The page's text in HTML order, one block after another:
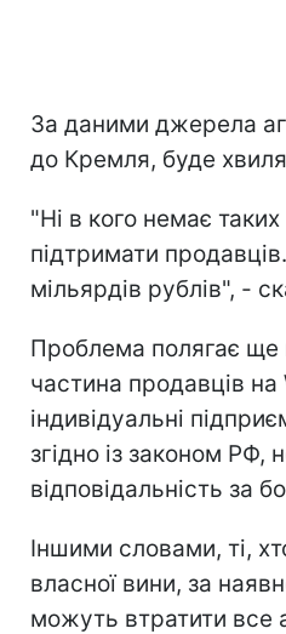
За даними джерела
до Кремля, буде
"Ні в кого немає
підтримати
мільярдів рублів", -
Проблема полягає ще
частина продавців
індивідуальні
згідно із законом РФ,
відповідальність за
Іншими словами, ті,
власної вини, за
можуть втратити все